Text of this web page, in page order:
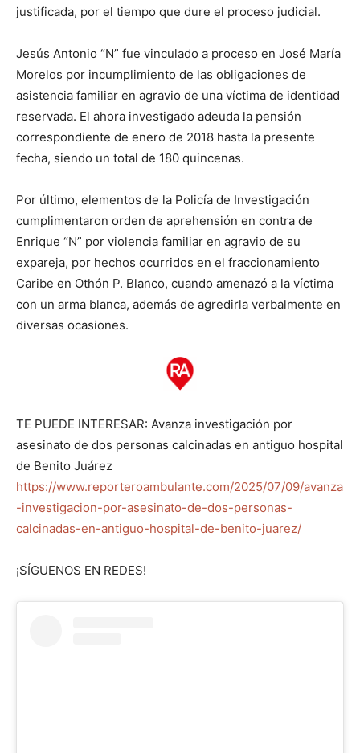
justificada, por el tiempo que dure el proceso judicial.
Jesús Antonio “N” fue vinculado a proceso en José María
Morelos por incumplimiento de las obligaciones de
asistencia familiar en agravio de una víctima de identidad
reservada. El ahora investigado adeuda la pensión
correspondiente de enero de 2018 hasta la presente
fecha, siendo un total de 180 quincenas.
Por último, elementos de la Policía de Investigación
cumplimentaron orden de aprehensión en contra de
Enrique “N” por violencia familiar en agravio de su
expareja, por hechos ocurridos en el fraccionamiento
Caribe en Othón P. Blanco, cuando amenazó a la víctima
con un arma blanca, además de agredirla verbalmente en
diversas ocasiones.
TE PUEDE INTERESAR: Avanza investigación por
asesinato de dos personas calcinadas en antiguo hospital
de Benito Juárez
https://www.reporteroambulante.com/2025/07/09/avanza
-investigacion-por-asesinato-de-dos-personas-
calcinadas-en-antiguo-hospital-de-benito-juarez/
¡SÍGUENOS EN REDES!